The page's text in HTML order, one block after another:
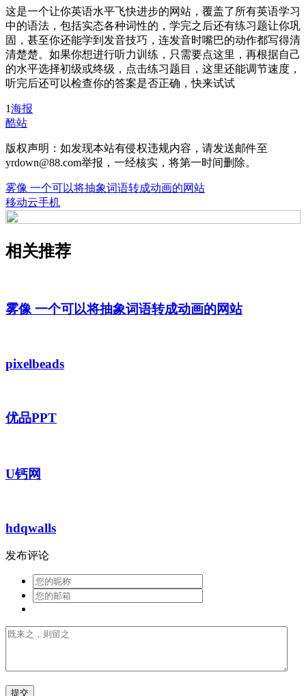
这是一个让你英语水平飞快进步的网站，覆盖了所有英语学习
中的语法，包括实态各种词性的，学完之后还有练习题让你巩
固，甚至你还能学到发音技巧，连发音时嘴巴的动作都写得清
清楚楚。如果你想进行听力训练，只需要点这里，再根据自己
的水平选择初级或终级，点击练习题目，这里还能调节速度，
听完后还可以检查你的答案是否正确，快来试试
1海报
酷站
版权声明：如发现本站有侵权违规内容，请发送邮件至
yrdown@88.com举报，一经核实，将第一时间删除。
雾像 一个可以将抽象词语转成动画的网站
移动云手机
相关推荐
雾像 一个可以将抽象词语转成动画的网站
pixelbeads
优品PPT
U钙网
hdqwalls
发布评论